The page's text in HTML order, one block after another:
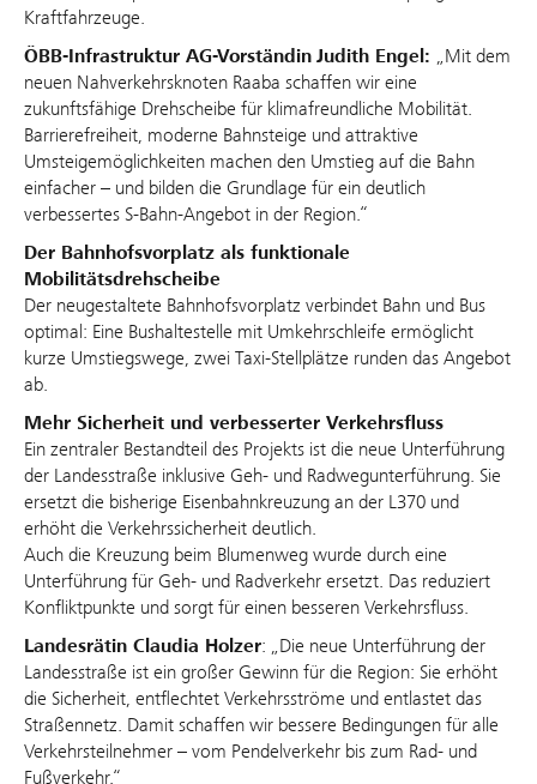
Kraftfahrzeuge.
ÖBB-Infrastruktur AG-Vorständin Judith Engel: „Mit dem
neuen Nahverkehrsknoten Raaba schaffen wir eine
zukunftsfähige Drehscheibe für klimafreundliche Mobilität.
Barrierefreiheit, moderne Bahnsteige und attraktive
Umsteigemöglichkeiten machen den Umstieg auf die Bahn
einfacher – und bilden die Grundlage für ein deutlich
verbessertes S‑Bahn‑Angebot in der Region.“
Der Bahnhofsvorplatz als funktionale
Mobilitätsdrehscheibe
Der neugestaltete Bahnhofsvorplatz verbindet Bahn und Bus
optimal: Eine Bushaltestelle mit Umkehrschleife ermöglicht
kurze Umstiegswege, zwei Taxi-Stellplätze runden das Angebot
ab.
Mehr Sicherheit und verbesserter Verkehrsfluss
Ein zentraler Bestandteil des Projekts ist die neue Unterführung
der Landesstraße inklusive Geh- und Radwegunterführung. Sie
ersetzt die bisherige Eisenbahnkreuzung an der L370 und
erhöht die Verkehrssicherheit deutlich.
Auch die Kreuzung beim Blumenweg wurde durch eine
Unterführung für Geh- und Radverkehr ersetzt. Das reduziert
Konfliktpunkte und sorgt für einen besseren Verkehrsfluss.
Landesrätin Claudia Holzer: „Die neue Unterführung der
Landesstraße ist ein großer Gewinn für die Region: Sie erhöht
die Sicherheit, entflechtet Verkehrsströme und entlastet das
Straßennetz. Damit schaffen wir bessere Bedingungen für alle
Verkehrsteilnehmer – vom Pendelverkehr bis zum Rad- und
Fußverkehr.“